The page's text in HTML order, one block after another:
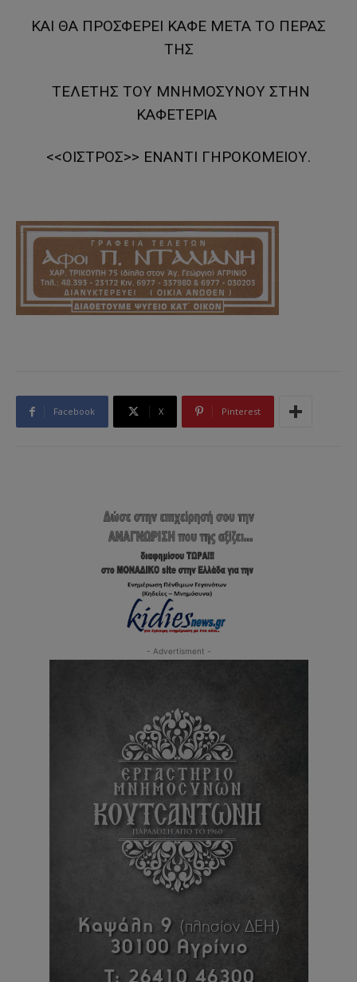
ΚΑΙ ΘΑ ΠΡΟΣΦΕΡΕΙ ΚΑΦΕ ΜΕΤΑ ΤΟ ΠΕΡΑΣ
ΤΗΣ
ΤΕΛΕΤΗΣ ΤΟΥ ΜΝΗΜΟΣΥΝΟΥ ΣΤΗΝ
ΚΑΦΕΤΕΡΙΑ
<<ΟΙΣΤΡΟΣ>> ΕΝΑΝΤΙ ΓΗΡΟΚΟΜΕΙΟΥ.
Facebook X Pinterest
- Advertisment -